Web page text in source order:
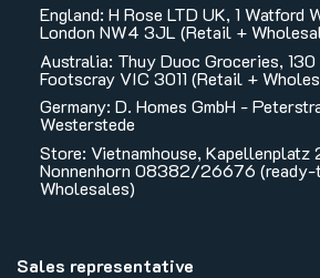
England: H Rose LTD UK, 1 Watford
London NW4 3JL (Retail +
Australia: Thuy Duoc Groceries,
Footscray VIC 3011 (Retail +
Germany: D. Homes GmbH -
Westerstede
Store: Vietnamhouse, Kapellenplatz
Nonnenhorn 08382/26676
Wholesales)
Sales representative